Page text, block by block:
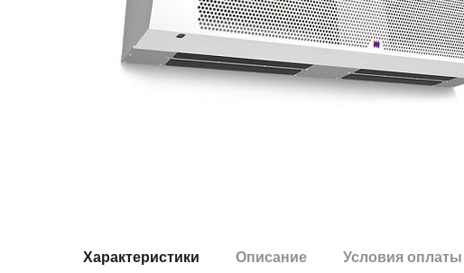
Характеристики Описание Условия оплаты